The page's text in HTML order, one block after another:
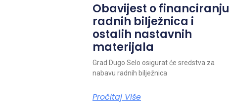
Obavijest o financiranju
radnih bilježnica i
ostalih nastavnih
materijala
Grad Dugo Selo osigurat će sredstva za
nabavu radnih bilježnica
Pročitaj Više